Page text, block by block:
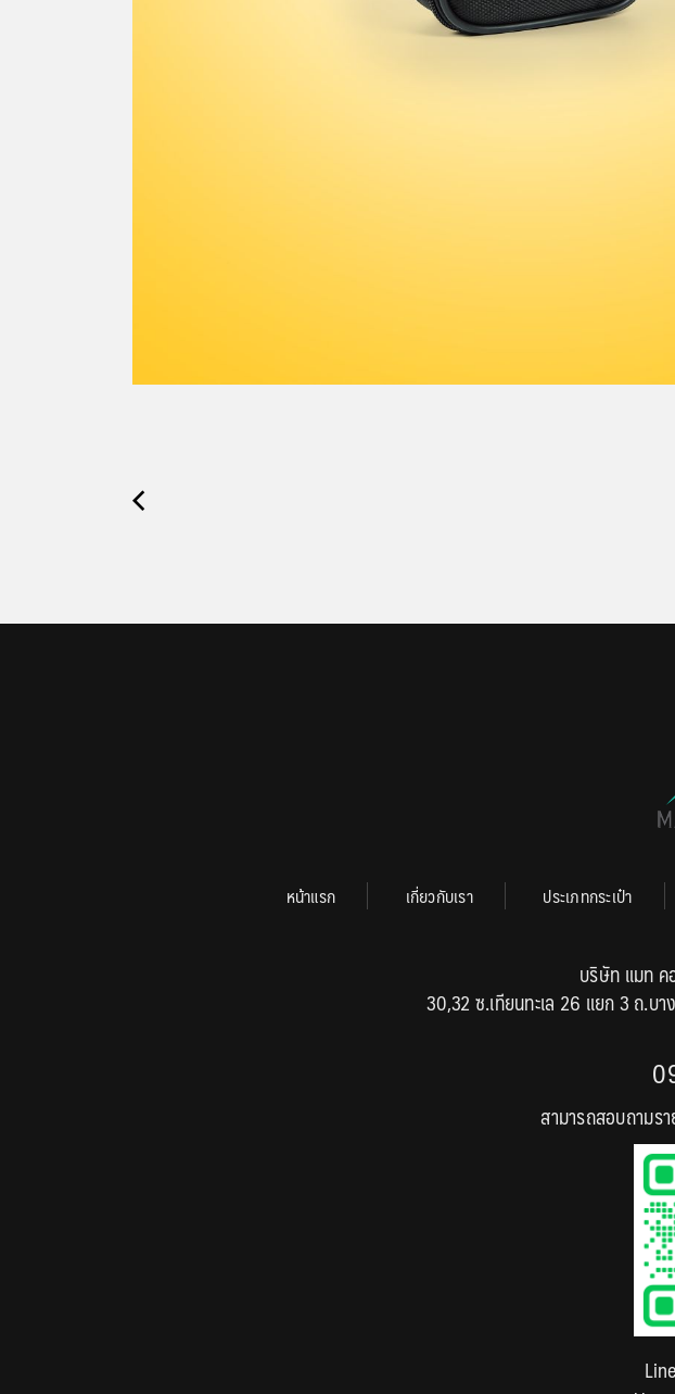
หน้าแรก เกี่ยวกับเรา ประเภทกระเป๋า
บริษัท แมท ค
30,32 ซ.เทียนทะเล 26 แยก 3 ถ.บา
สามารถสอบถามร